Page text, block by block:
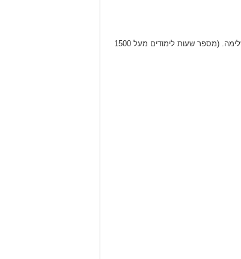
סטודנט במסלול לימודים המקנה למסיימיו תעודה מוכרת ע”י קופות חולים ובתי חולים כמקצוע לעניין העסקה בתחום פרא-רפואי ורפואה משלימה. (מספר שעות לימודים מעל 1500